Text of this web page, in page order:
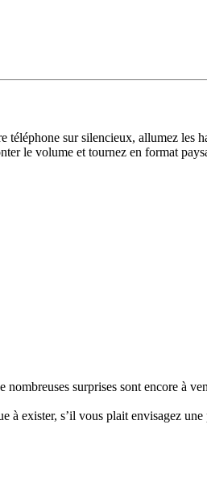
téléphone sur silencieux, allumez
le volume et tournez en format
nombreuses surprises sont encore à
à exister, s’il vous plait envisagez